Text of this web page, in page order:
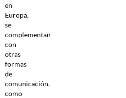
en
Europa,
se
complementan
con
otras
formas
de
comunicación,
como